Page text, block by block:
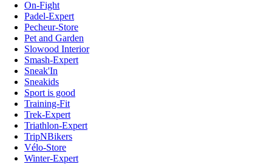
On-Fight
Padel-Expert
Pecheur-Store
Pet and Garden
Slowood Interior
Smash-Expert
Sneak'In
Sneakids
Sport is good
Training-Fit
Trek-Expert
Triathlon-Expert
TripNBikers
Vélo-Store
Winter-Expert